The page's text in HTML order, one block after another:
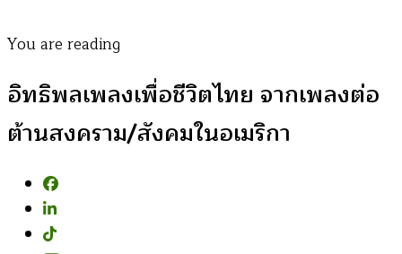
You are reading
อิทธิพลเพลงเพื่อชีวิตไทย จากเพลงต่อ
ต้านสงคราม/สังคมในอเมริกา